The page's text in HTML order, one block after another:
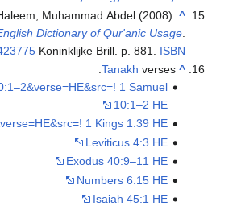
^
Muhammad Abdel (2008).
Dictionary of Qur'anic Usage
Koninklijke Brill. p. 881. ISBN
^
Tanakh verses:
1 Samuel
10:1–2 HE
1 Kings 1:39 HE
Leviticus 4:3 HE
Exodus 40:9–11 HE
Numbers 6:15 HE
Isaiah 45:1 HE